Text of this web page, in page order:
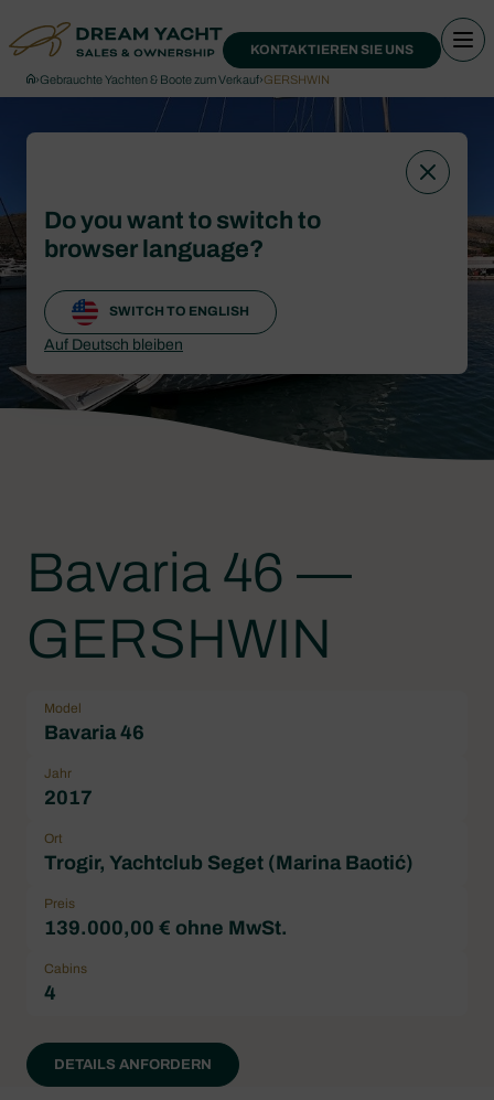
KONTAKTIEREN SIE UNS
›Gebrauchte Yachten & Boote zum Verkauf›GERSHWIN
Bavaria 46 —
GERSHWIN
Model
Bavaria 46
Jahr
2017
Ort
Trogir, Yachtclub Seget (Marina Baotić)
Preis
139.000,00 € ohne MwSt.
Cabins
4
DETAILS ANFORDERN
Do you want to switch to
browser language?
SWITCH TO ENGLISH
Auf Deutsch bleiben